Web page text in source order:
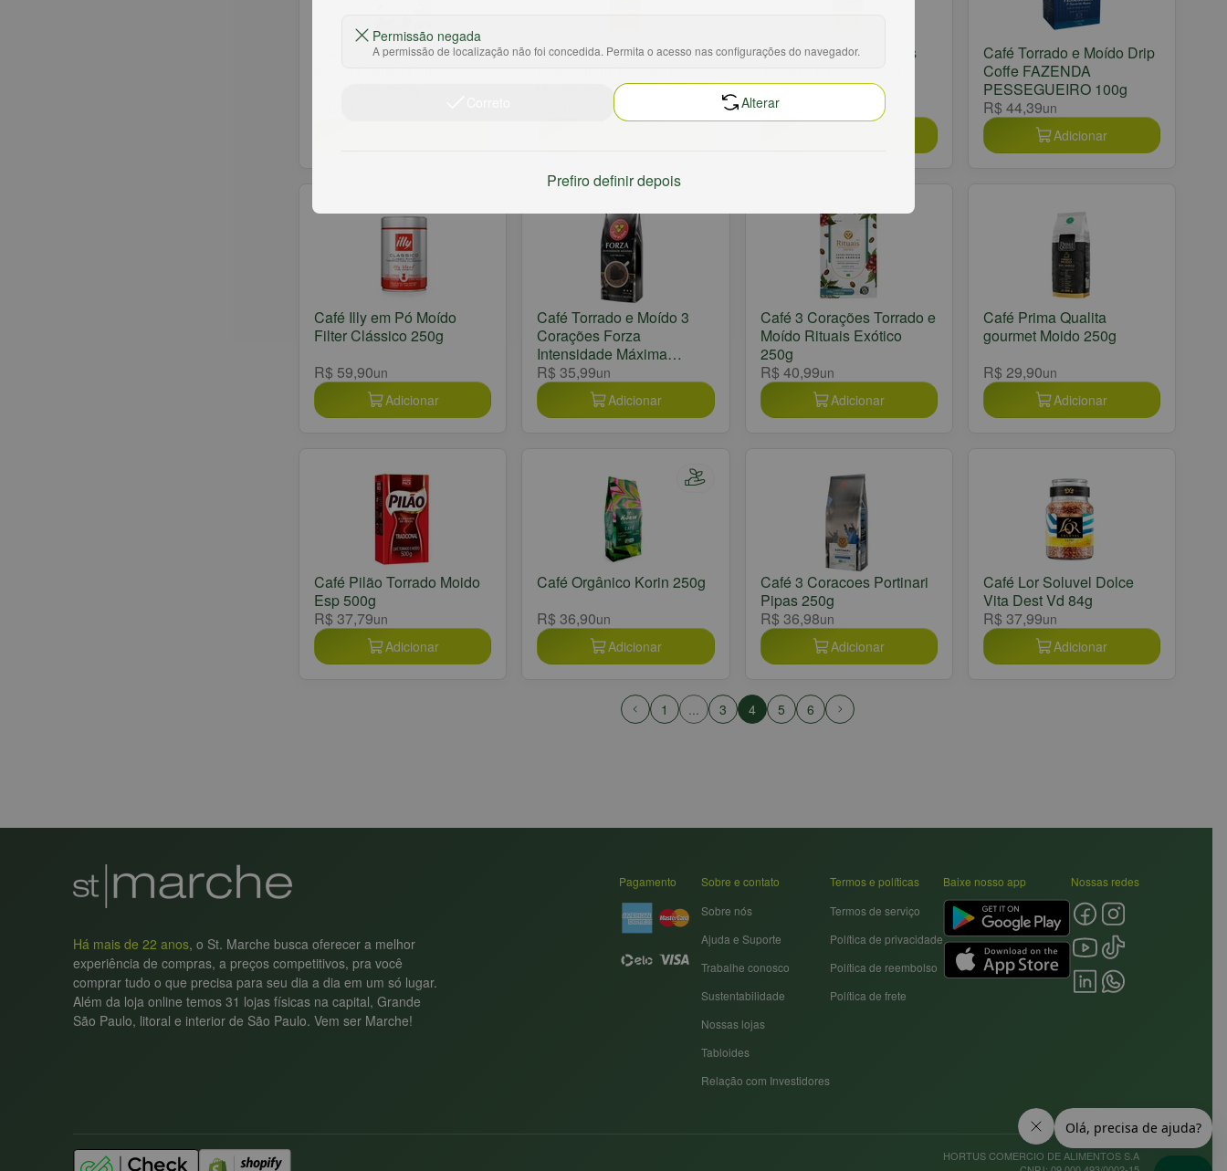
Café 3 Corações Torrado e
Café Latitude 13 Chapada
Moído 250g
Café Latitude 13 Castas
R$ 40,99
Café Torrado e Moído Drip
Coffe FAZENDA
PESSEGUEIRO 100g
R$ 44,39un
Adicionar
Café Illy em Pó Moído
Filter Clássico 250g
R$ 59,90un
Adicionar
Café Torrado e Moído 3
Corações Forza
Intensidade Máxima
Premium 250g
R$ 35,99un
Adicionar
Café 3 Corações Torrado e
Moído Rituais Exótico
250g
R$ 40,99un
Adicionar
Café Prima Qualita
gourmet Moido 250g
R$ 29,90un
Adicionar
Café Pilão Torrado Moido
Esp 500g
R$ 37,79un
Adicionar
Café Orgânico Korin 250g
R$ 36,90un
Adicionar
Café 3 Coracoes Portinari
Pipas 250g
R$ 36,98un
Adicionar
Café Lor Soluvel Dolce
Vita Dest Vd 84g
R$ 37,99un
Adicionar
1 ... 3 4 5 6
Há mais de 22 anos, o St. Marche busca oferecer a melhor
experiência de compras, a preços competitivos, pra você
comprar tudo o que precisa para seu dia a dia em um só lugar.
Além da loja online temos 31 lojas físicas na capital, Grande
São Paulo, litoral e interior de São Paulo. Vem ser Marche!
Pagamento
Sobre e contato
Sobre nós
Ajuda e Suporte
Trabalhe conosco
Sustentabilidade
Nossas lojas
Tabloides
Relação com Investidores
Termos e políticas
Termos de serviço
Política de privacidade
Política de reembolso
Política de frete
Baixe nosso app Nossas redes
HORTUS COMERCIO DE ALIMENTOS S.A
Permissão negada
A permissão de localização não foi concedida. Permita o acesso nas configurações do navegador.
Alterar
Prefiro definir depois